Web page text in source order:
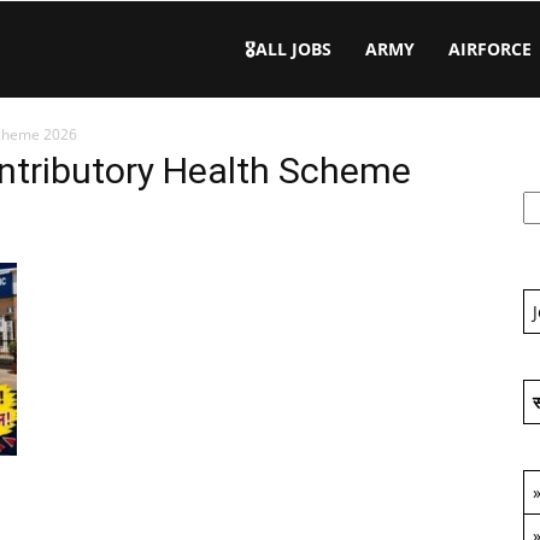
🎖️ALL JOBS ARMY AIRFORCE
2026
Health Scheme
»